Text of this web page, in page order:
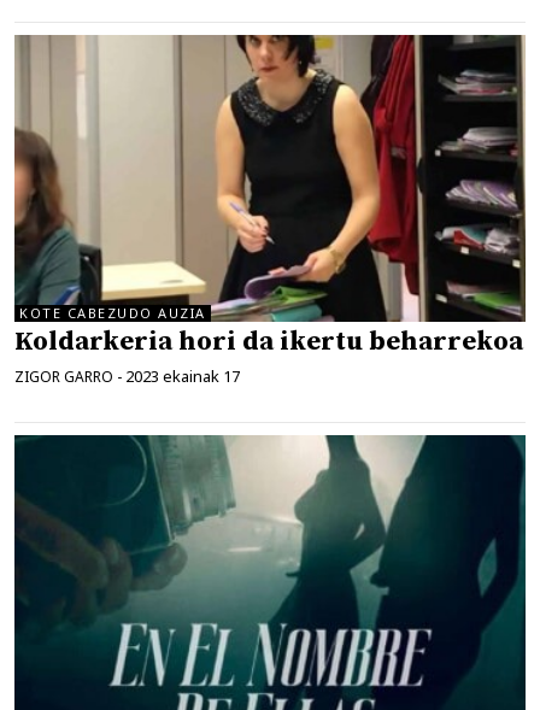
KOTE CABEZUDO AUZIA
Koldarkeria hori da ikertu beharrekoa
ZIGOR GARRO - 2023 ekainak 17